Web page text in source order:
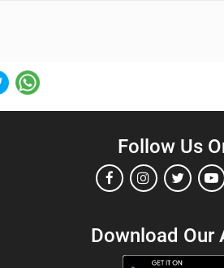
Follow Us
Download Our